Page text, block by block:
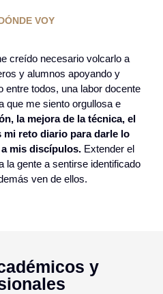
VOY
creído necesario volcarlo a
y alumnos apoyando y
entre todos, una labor docente
que me siento orgullosa e
la mejora de la técnica, el
mi reto diario para darle lo
mis discípulos.Extender el
la gente a sentirse identificado
ven de ellos.
y